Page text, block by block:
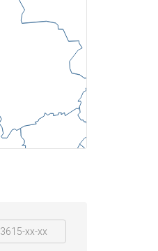
xx-xx